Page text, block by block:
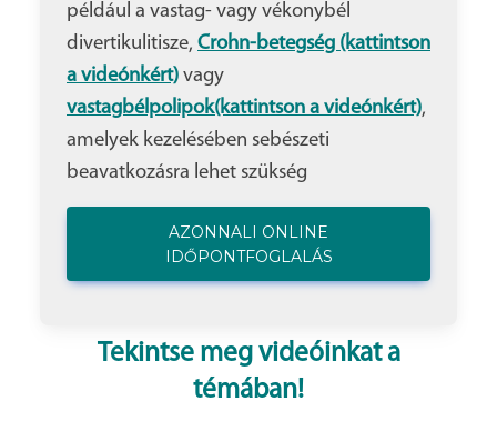
például a vastag- vagy vékonybél
divertikulitisze, Crohn-betegség (kattintson
a videónkért) vagy
vastagbélpolipok(kattintson a videónkért),
amelyek kezelésében sebészeti
beavatkozásra lehet szükség
AZONNALI ONLINE
IDŐPONTFOGLALÁS
Tekintse meg videóinkat a
témában!